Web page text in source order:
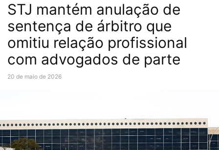
STJ mantém anulação de
sentença de árbitro que
omitiu relação profissional
com advogados de parte
20 de maio de 2026